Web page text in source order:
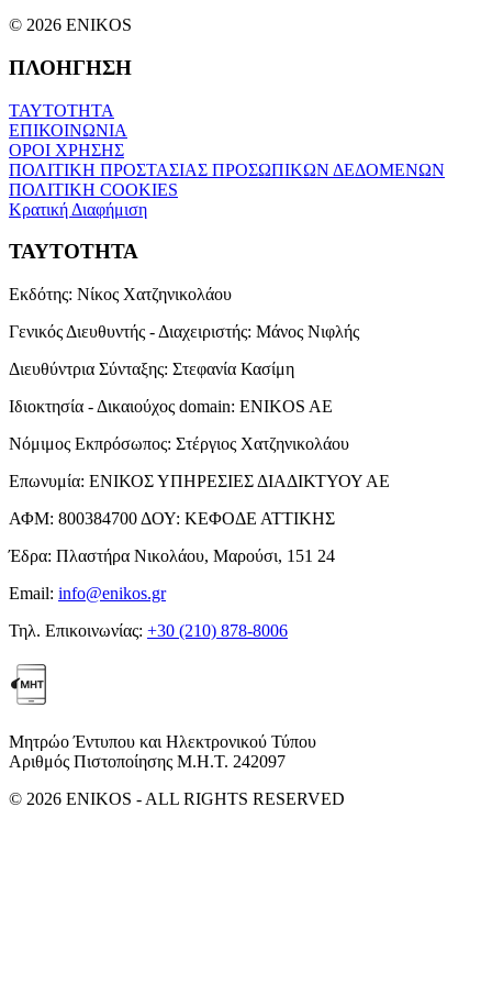
© 2026 ENIKOS
ΠΛΟΗΓΗΣΗ
ΤΑΥΤΟΤΗΤΑ
ΕΠΙΚΟΙΝΩΝΙΑ
ΟΡΟΙ ΧΡΗΣΗΣ
ΠΟΛΙΤΙΚΗ ΠΡΟΣΤΑΣΙΑΣ ΠΡΟΣΩΠΙΚΩΝ ΔΕΔΟΜΕΝΩΝ
ΠΟΛΙΤΙΚΗ COOKIES
Κρατική Διαφήμιση
ΤΑΥΤΟΤΗΤΑ
Εκδότης: Νίκος Χατζηνικολάου
Γενικός Διευθυντής - Διαχειριστής: Μάνος Νιφλής
Διευθύντρια Σύνταξης: Στεφανία Κασίμη
Ιδιοκτησία - Δικαιούχος domain: ENIKOS AE
Νόμιμος Εκπρόσωπος: Στέργιος Χατζηνικολάου
Επωνυμία: ΕΝΙΚΟΣ ΥΠΗΡΕΣΙΕΣ ΔΙΑΔΙΚΤΥΟΥ ΑΕ
ΑΦΜ: 800384700 ΔΟΥ: ΚΕΦΟΔΕ ΑΤΤΙΚΗΣ
Έδρα: Πλαστήρα Νικολάου, Μαρούσι, 151 24
Email: info@enikos.gr
Τηλ. Επικοινωνίας: +30 (210) 878-8006
Μητρώο Έντυπου και Ηλεκτρονικού Τύπου
Αριθμός Πιστοποίησης Μ.Η.Τ. 242097
© 2026 ENIKOS - ALL RIGHTS RESERVED